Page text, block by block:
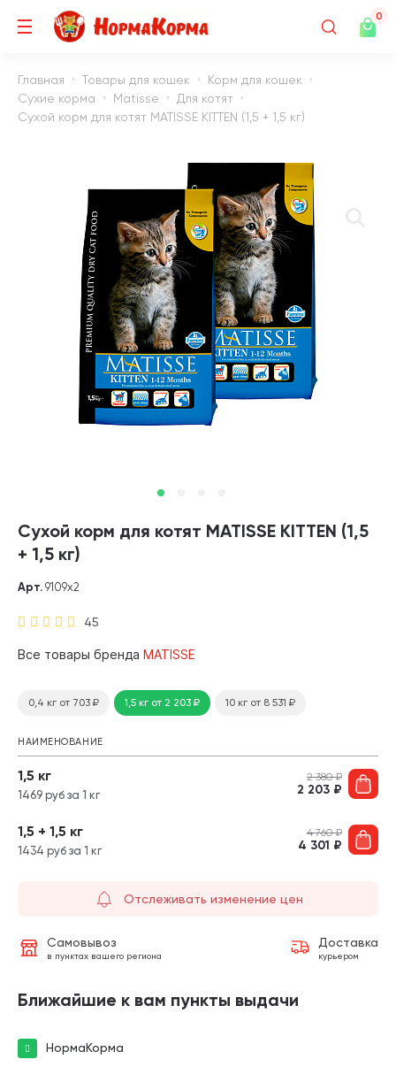
0
Главная Товары для кошек
Корм для кошек
Сухие корма
Matisse
Для котят
Сухой корм для котят MATISSE KITTEN (1,5 + 1,5 кг)
Сухой корм для котят MATISSE KITTEN (1,5
+ 1,5 кг)
45
Арт. 9109х2
Все товары бренда MATISSE
0,4 кг от 703 ₽ 1,5 кг от 2 203₽ 10 кг от 8 531 ₽
НАИМЕНОВАНИЕ
1,5 кг
1469 руб за 1 кг
2 380₽
2 203 ₽
1,5 + 1,5 кг
1434 руб за 1 кг
4 760₽
4 301 ₽
Отслеживать изменение цен
Самовывоз
в пунктах вашего региона
Доставка
курьером
Ближайшие к вам пункты выдачи
НормаКорма